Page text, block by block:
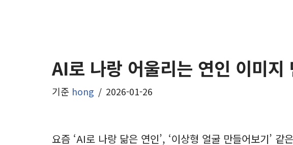
AI로 나랑 어울리는 연인 이미지
기준 hong 2026-01-26
요즘 ‘AI로 나랑 닮은 연인’, ‘이상형 얼굴 만들어보기’ 같